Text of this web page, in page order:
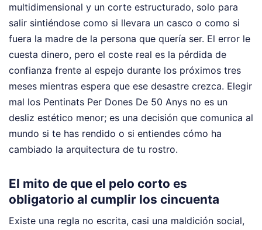
multidimensional y un corte estructurado, solo para
salir sintiéndose como si llevara un casco o como si
fuera la madre de la persona que quería ser. El error le
cuesta dinero, pero el coste real es la pérdida de
confianza frente al espejo durante los próximos tres
meses mientras espera que ese desastre crezca. Elegir
mal los Pentinats Per Dones De 50 Anys no es un
desliz estético menor; es una decisión que comunica al
mundo si te has rendido o si entiendes cómo ha
cambiado la arquitectura de tu rostro.
El mito de que el pelo corto es
obligatorio al cumplir los cincuenta
Existe una regla no escrita, casi una maldición social,